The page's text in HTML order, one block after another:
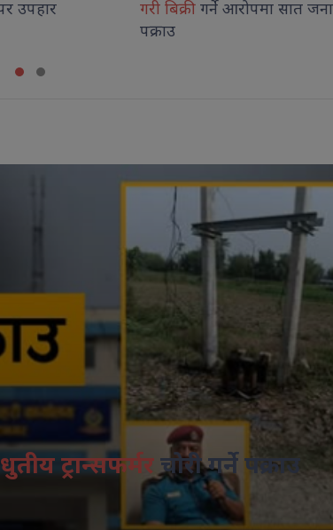
आरोपमा सात जना
मर्मत सम्हारका लागि सरकारी
बजेट अस्वीकार
ट्रान्सफर्मरचोरी गर्ने पक्राउ